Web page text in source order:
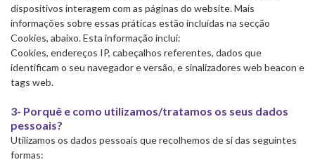
dispositivos interagem com as páginas do website. Mais
informações sobre essas práticas estão incluídas na secção
Cookies, abaixo. Esta informação inclui:
Cookies, endereços IP, cabeçalhos referentes, dados que
identificam o seu navegador e versão, e sinalizadores web beacon e
tags web.
3- Porquê e como utilizamos/tratamos os seus dados
pessoais?
Utilizamos os dados pessoais que recolhemos de si das seguintes
formas: